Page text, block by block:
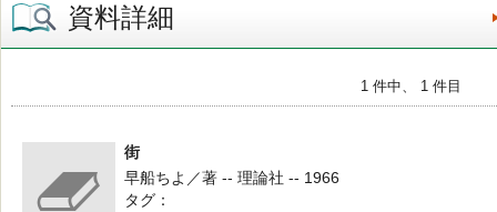
資料詳細
1 件中、 1 件目
街
早船ちよ／著 -- 理論社 -- 1966
タグ